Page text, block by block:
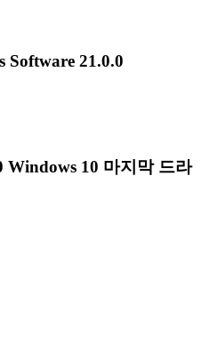
Software 21.0.0
Windows 10 마지막 드라